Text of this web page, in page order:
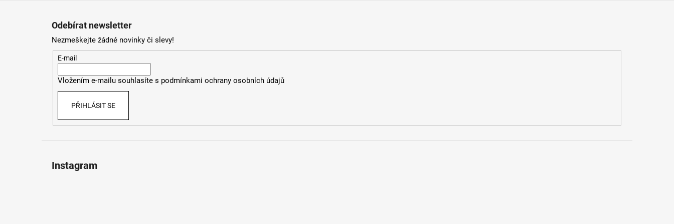
Odebírat newsletter
Nezmeškejte žádné novinky či slevy!
E-mail
Vložením e-mailu souhlasíte s podmínkami ochrany osobních údajů
PŘIHLÁSIT SE
Instagram